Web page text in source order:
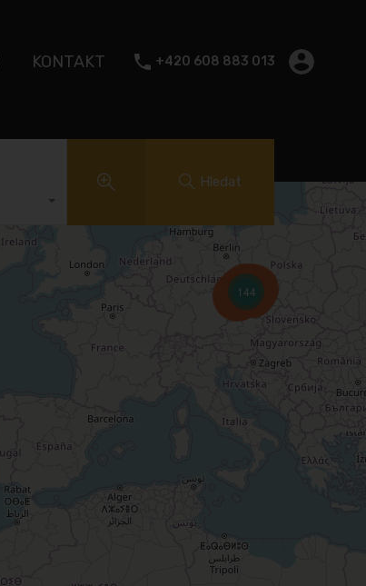
KONTAKT +420 608 883 013
Hledat
144